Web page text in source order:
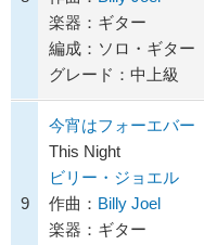
楽器：ギター
編成：ソロ・ギター
グレード：中上級
9
今宵はフォーエバー
This Night
ビリー・ジョエル
作曲： Billy Joel
楽器：ギター